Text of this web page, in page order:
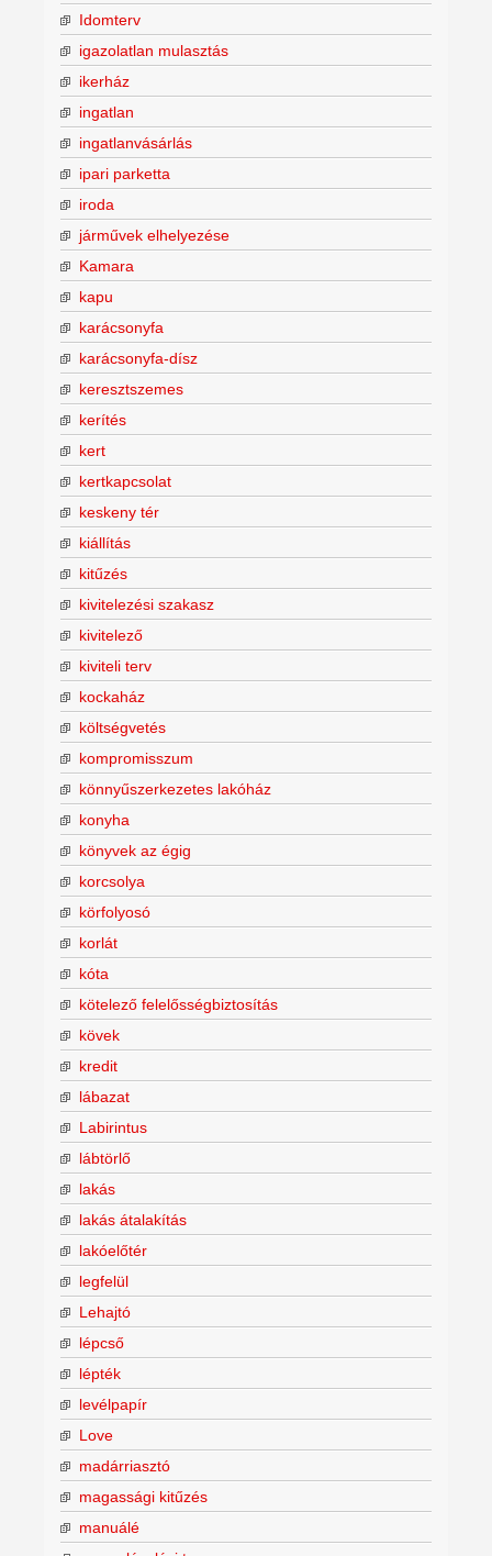
Idomterv
igazolatlan mulasztás
ikerház
ingatlan
ingatlanvásárlás
ipari parketta
iroda
járművek elhelyezése
Kamara
kapu
karácsonyfa
karácsonyfa-dísz
keresztszemes
kerítés
kert
kertkapcsolat
keskeny tér
kiállítás
kitűzés
kivitelezési szakasz
kivitelező
kiviteli terv
kockaház
költségvetés
kompromisszum
könnyűszerkezetes lakóház
konyha
könyvek az égig
korcsolya
körfolyosó
korlát
kóta
kötelező felelősségbiztosítás
kövek
kredit
lábazat
Labirintus
lábtörlő
lakás
lakás átalakítás
lakóelőtér
legfelül
Lehajtó
lépcső
lépték
levélpapír
Love
madárriasztó
magassági kitűzés
manuálé